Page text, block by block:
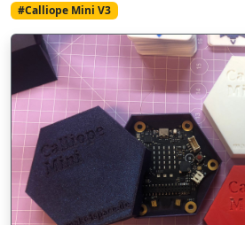
#Calliope Mini V3